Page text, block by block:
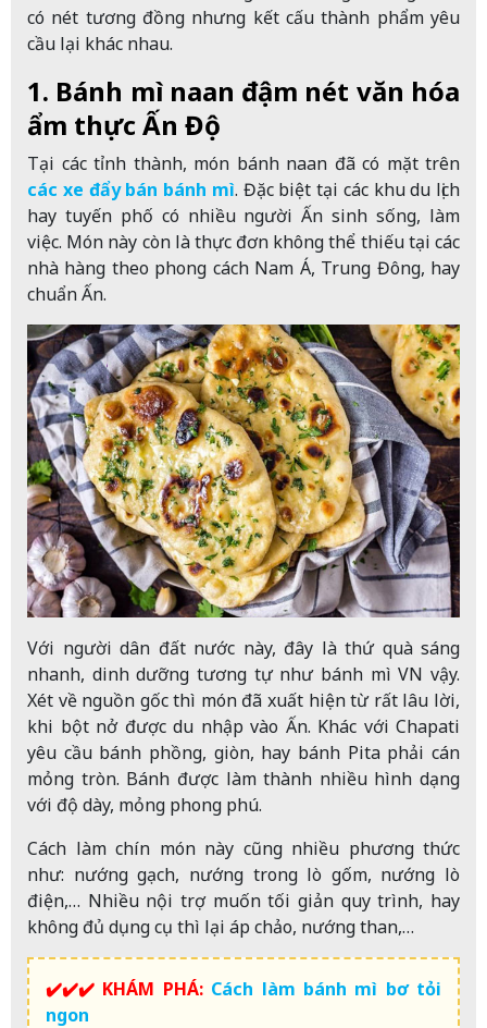
có nét tương đồng nhưng kết cấu thành phẩm yêu
cầu lại khác nhau.
1. Bánh mì naan đậm nét văn hóa
ẩm thực Ấn Độ
Tại các tỉnh thành, món bánh naan đã có mặt trên
các xe đẩy bán bánh mì. Đặc biệt tại các khu du lịch
hay tuyến phố có nhiều người Ấn sinh sống, làm
việc. Món này còn là thực đơn không thể thiếu tại các
nhà hàng theo phong cách Nam Á, Trung Đông, hay
chuẩn Ấn.
Với người dân đất nước này, đây là thứ quà sáng
nhanh, dinh dưỡng tương tự như bánh mì VN vậy.
Xét về nguồn gốc thì món đã xuất hiện từ rất lâu lời,
khi bột nở được du nhập vào Ấn. Khác với Chapati
yêu cầu bánh phồng, giòn, hay bánh Pita phải cán
mỏng tròn. Bánh được làm thành nhiều hình dạng
với độ dày, mỏng phong phú.
Cách làm chín món này cũng nhiều phương thức
như: nướng gạch, nướng trong lò gốm, nướng lò
điện,… Nhiều nội trợ muốn tối giản quy trình, hay
không đủ dụng cụ thì lại áp chảo, nướng than,…
✔️✔️✔️ KHÁM PHÁ: Cách làm bánh mì bơ tỏi
ngon